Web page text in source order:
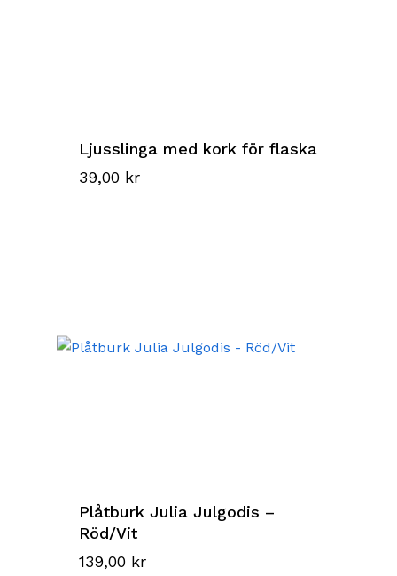
Ljusslinga med kork för flaska
39,00 kr
Plåtburk Julia Julgodis –
Röd/Vit
139,00 kr